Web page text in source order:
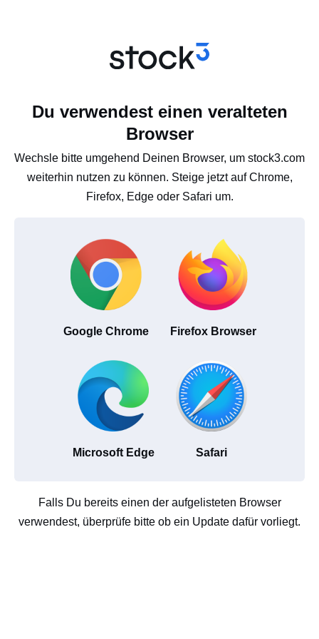
Du verwendest einen veralteten
Browser
Wechsle bitte umgehend Deinen Browser, um stock3.com
weiterhin nutzen zu können. Steige jetzt auf Chrome,
Firefox, Edge oder Safari um.
Google Chrome Firefox Browser
Microsoft Edge Safari
Falls Du bereits einen der aufgelisteten Browser
verwendest, überprüfe bitte ob ein Update dafür vorliegt.